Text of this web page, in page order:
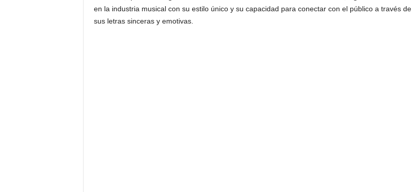
en la industria musical con su estilo único y su capacidad para conectar con el público a través de
sus letras sinceras y emotivas.